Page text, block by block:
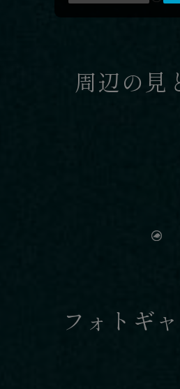
周辺の見
フォトギ